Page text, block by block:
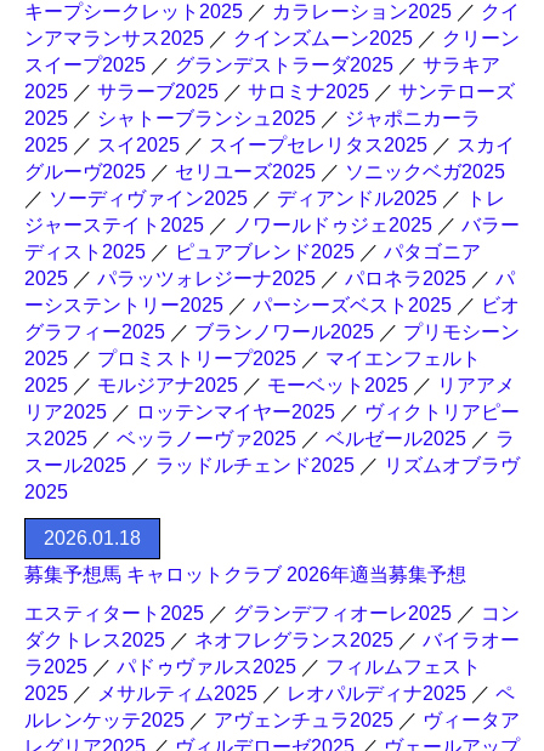
キープシークレット2025 ／ カラレーション2025 ／ クイ
ンアマランサス2025 ／ クインズムーン2025 ／ クリーン
スイープ2025 ／ グランデストラーダ2025 ／ サラキア
2025 ／ サラーブ2025 ／ サロミナ2025 ／ サンテローズ
2025 ／ シャトーブランシュ2025 ／ ジャポニカーラ
2025 ／ スイ2025 ／ スイープセレリタス2025 ／ スカイ
グルーヴ2025 ／ セリユーズ2025 ／ ソニックベガ2025
／ ソーディヴァイン2025 ／ ディアンドル2025 ／
トレ
ジャーステイト2025 ／ ノワールドゥジェ2025 ／ バラー
ディスト2025 ／ ピュアブレンド2025 ／ パタゴニア
2025 ／ パラッツォレジーナ2025 ／ パロネラ2025 ／ パ
ーシステントリー2025 ／ パーシーズベスト2025 ／ ビオ
グラフィー2025 ／ ブランノワール2025 ／ プリモシーン
2025 ／ プロミストリープ2025 ／ マイエンフェルト
2025 ／ モルジアナ2025 ／ モーベット2025 ／ リアアメ
リア2025 ／ ロッテンマイヤー2025 ／ ヴィクトリアピー
ス2025 ／ ベッラノーヴァ2025 ／ ベルゼール2025 ／ ラ
スール2025 ／ ラッドルチェンド2025 ／ リズムオブラヴ
2025
2026.01.18
募集予想馬 キャロットクラブ 2026年適当募集予想
エスティタート2025 ／ グランデフィオーレ2025 ／ コン
ダクトレス2025 ／ ネオフレグランス2025 ／ バイラオー
ラ2025 ／ パドゥヴァルス2025 ／ フィルムフェスト
2025 ／ メサルティム2025 ／ レオパルディナ2025 ／ ペ
ルレンケッテ2025 ／ アヴェンチュラ2025 ／ ヴィータア
レグリア2025 ／ ヴィルデローゼ2025 ／ ヴェールアップ